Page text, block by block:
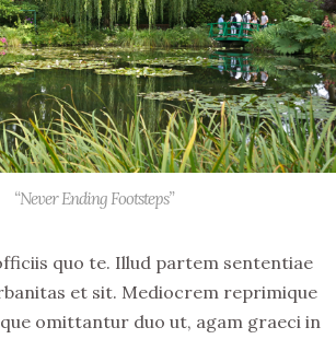
“Never Ending Footsteps”
quo te. Illud partem sententiae
et sit. Mediocrem reprimique
omittantur duo ut, agam graeci in